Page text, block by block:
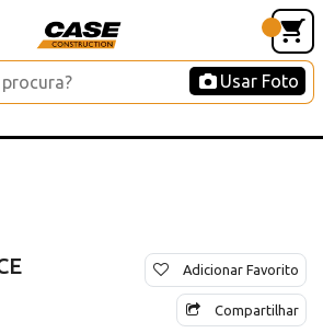
Usar Foto
Adicionar Favorito
Compartilhar